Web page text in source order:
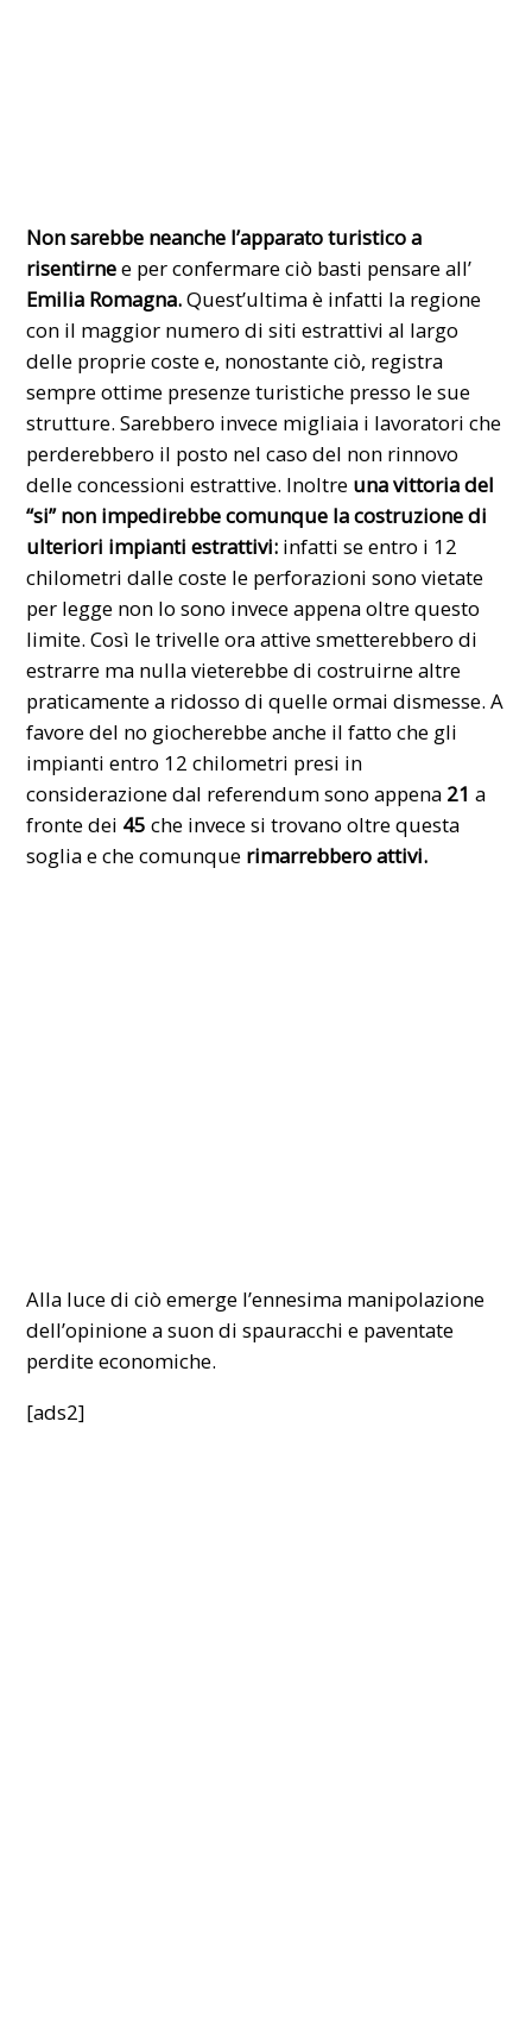
Non sarebbe neanche l’apparato turistico a
risentirnee per confermare ciò basti pensare all’
Emilia Romagna.Quest’ultima è infatti la regione
con il maggior numero di siti estrattivi al largo
delle proprie coste e, nonostante ciò, registra
sempre ottime presenze turistiche presso le sue
strutture. Sarebbero invece migliaia i lavoratori che
perderebbero il posto nel caso del non rinnovo
delle concessioni estrattive. Inoltre una vittoria del
“si” non impedirebbe comunque la costruzione di
ulteriori impianti estrattivi: infatti se entro i 12
chilometri dalle coste le perforazioni sono vietate
per legge non lo sono invece appena oltre questo
limite. Così le trivelle ora attive smetterebbero di
estrarre ma nulla vieterebbe di costruirne altre
praticamente a ridosso di quelle ormai dismesse. A
favore del no giocherebbe anche il fatto che gli
impianti entro 12 chilometri presi in
considerazione dal referendum sono appena 21 a
fronte dei 45 che invece si trovano oltre questa
soglia e che comunque rimarrebbero attivi.
Alla luce di ciò emerge l’ennesima manipolazione
dell’opinione a suon di spauracchi e paventate
perdite economiche.
[ads2]